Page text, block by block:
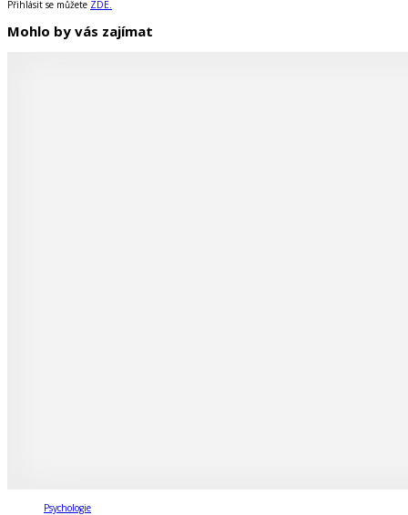
Přihlásit se můžete ZDE.
Mohlo by vás zajímat
Psychologie